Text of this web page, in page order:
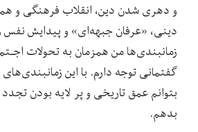
و دهری شدن دین، انقلاب فرهنگی و
دینی، «عرفان جبهه‌ای» و پیدایش نفس
زمانبندی‌ها من همزمان به تحولات
گفتمانی‌ توجه دارم. با این
بتوانم عمق تاریخی و پر لایه بودن تجدد
بدهم.